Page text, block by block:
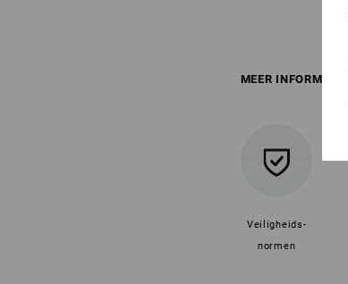
MEER INFORMATIE
Veiligheids-
normen